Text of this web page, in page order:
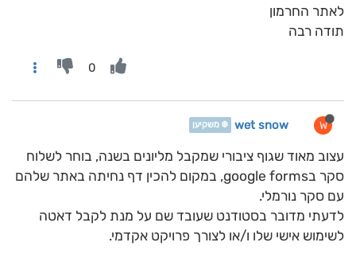
לאתר החרמון
תודה רבה
0
W
wet snow ❄️ משקיען
עצוב מאוד שגוף ציבורי שמקבל מליונים בשנה, בוחר לשלוח
סקר בgoogle forms, במקום להכין דף נחיתה באתר שלהם
עם סקר נורמלי.
לדעתי מדובר בסטודנט שעובד שם על מנת לקבל דאטה
לשימוש אישי שלו ו/או לצורך פרויקט אקדמי.